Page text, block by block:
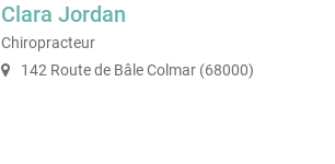
Clara Jordan
Chiropracteur
142 Route de Bâle Colmar (68000)